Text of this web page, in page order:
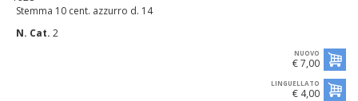
Stemma 10 cent. azzurro d. 14
N. Cat. 2
NUOVO
€ 7,00
LINGUELLATO
€ 4,00